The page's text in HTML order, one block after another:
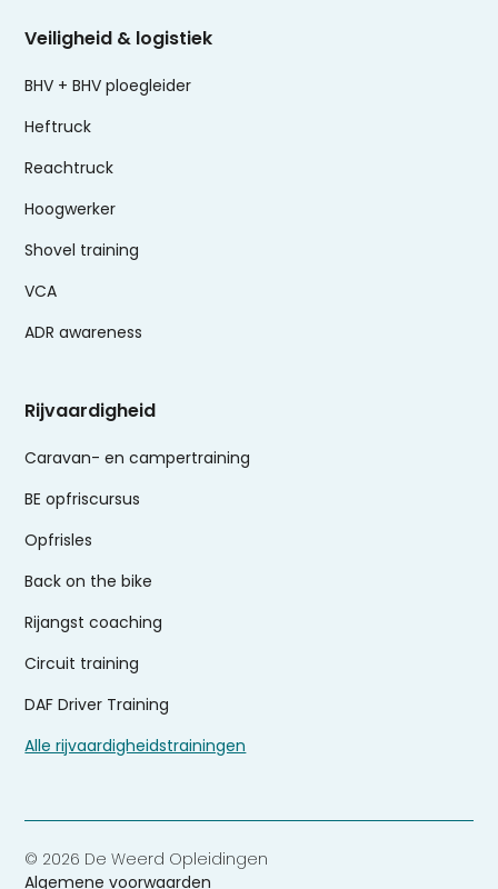
Veiligheid & logistiek
BHV + BHV ploegleider
Heftruck
Reachtruck
Hoogwerker
Shovel training
VCA
ADR awareness
Rijvaardigheid
Caravan- en campertraining
BE opfriscursus
Opfrisles
Back on the bike
Rijangst coaching
Circuit training
DAF Driver Training
Alle rijvaardigheidstrainingen
© 2026 De Weerd Opleidingen
Algemene voorwaarden